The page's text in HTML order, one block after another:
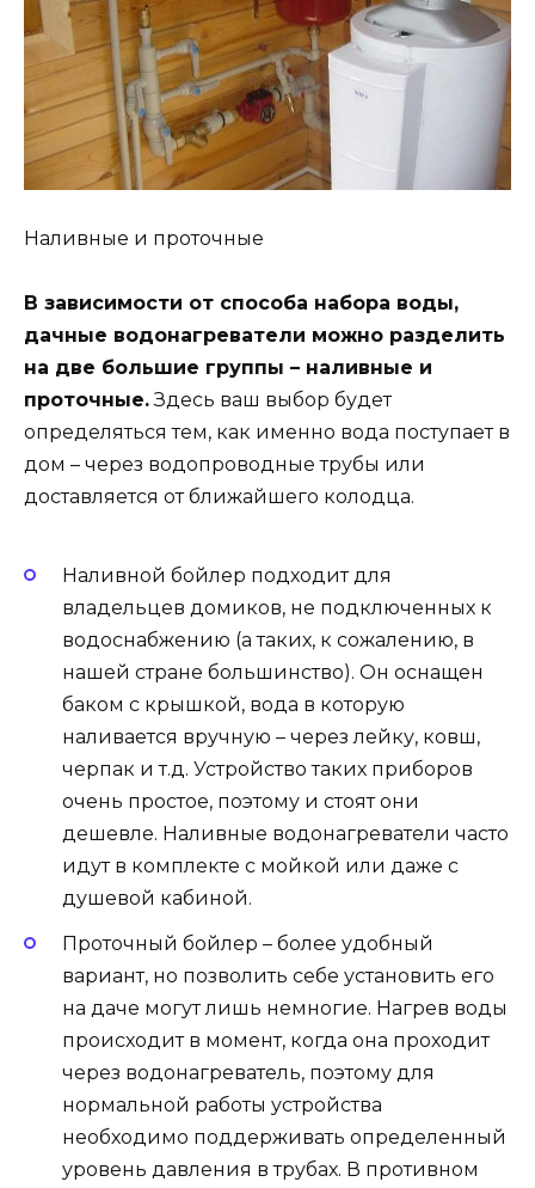
Наливные и проточные
В зависимости от способа набора воды,
дачные водонагреватели можно разделить
на две большие группы – наливные и
проточные.Здесь ваш выбор будет
определяться тем, как именно вода поступает в
дом – через водопроводные трубы или
доставляется от ближайшего колодца.
Наливной бойлер подходит для
владельцев домиков, не подключенных к
водоснабжению (а таких, к сожалению, в
нашей стране большинство). Он оснащен
баком с крышкой, вода в которую
наливается вручную – через лейку, ковш,
черпак и т.д. Устройство таких приборов
очень простое, поэтому и стоят они
дешевле. Наливные водонагреватели часто
идут в комплекте с мойкой или даже с
душевой кабиной.
Проточный бойлер – более удобный
вариант, но позволить себе установить его
на даче могут лишь немногие. Нагрев воды
происходит в момент, когда она проходит
через водонагреватель, поэтому для
нормальной работы устройства
необходимо поддерживать определенный
уровень давления в трубах. В противном